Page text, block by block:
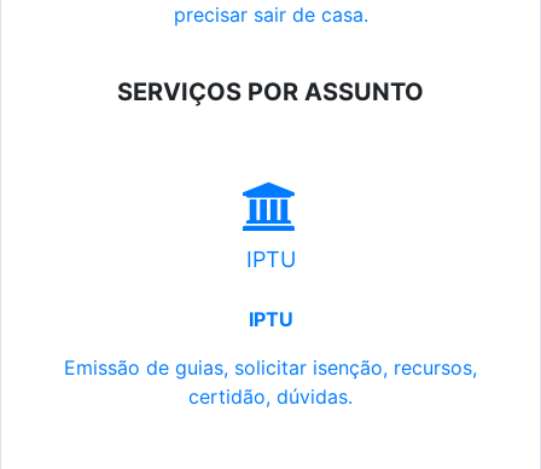
precisar sair de casa.
SERVIÇOS POR ASSUNTO
IPTU
IPTU
Emissão de guias, solicitar isenção, recursos,
certidão, dúvidas.